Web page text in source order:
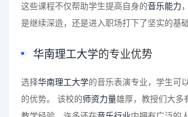
这些课程不仅帮助学生提高自身的音乐能力
是继续深造，还是进入职场打下了坚实的基础
华南理工大学的专业优势
选择华南理工大学的音乐表演专业，学生可
的优势。 该校的师资力量雄厚，教授们大多